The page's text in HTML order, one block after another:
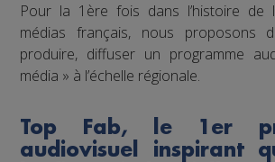
Pour la 1ère fois dans l’histoire de
médias français, nous proposons
produire, diffuser un programme
média » à l’échelle régionale.
Top Fab, le 1er
audiovisuel inspirant